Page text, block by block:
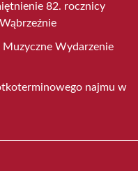
82. rocznicy
Wydarzenie
najmu w